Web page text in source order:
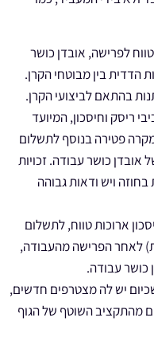
לפרישה, אובדן כושר
הדדית בין מבוטחי הקרן.
בהתאם לביצועי הקרן.
ריסק וחיסכון, המיועד
פטירה בנוסף לתשלום
אובדן כושר עבודה. זכויות
ויש ודאות גבוהה
ארוכות טווח, לתשלום
לאחר הפרישה מהעבודה,
כושר עבודה.
יש לה מצטרפים חדשים,
מהתקציב השוטף של הגוף